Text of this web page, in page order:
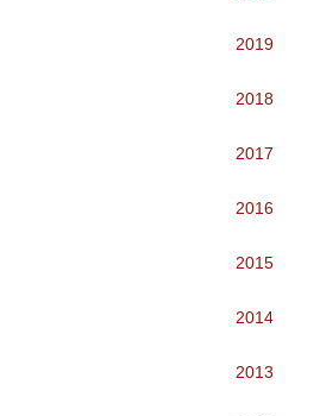
2019
2018
2017
2016
2015
2014
2013